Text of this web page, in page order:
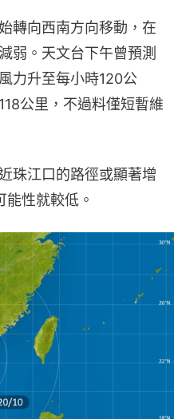
轉向西南方向移動，在
弱。天文台下午曾預測
力升至每小時120公
公里，不過料僅短暫維
珠江口的路徑或顯著增
性就較低。